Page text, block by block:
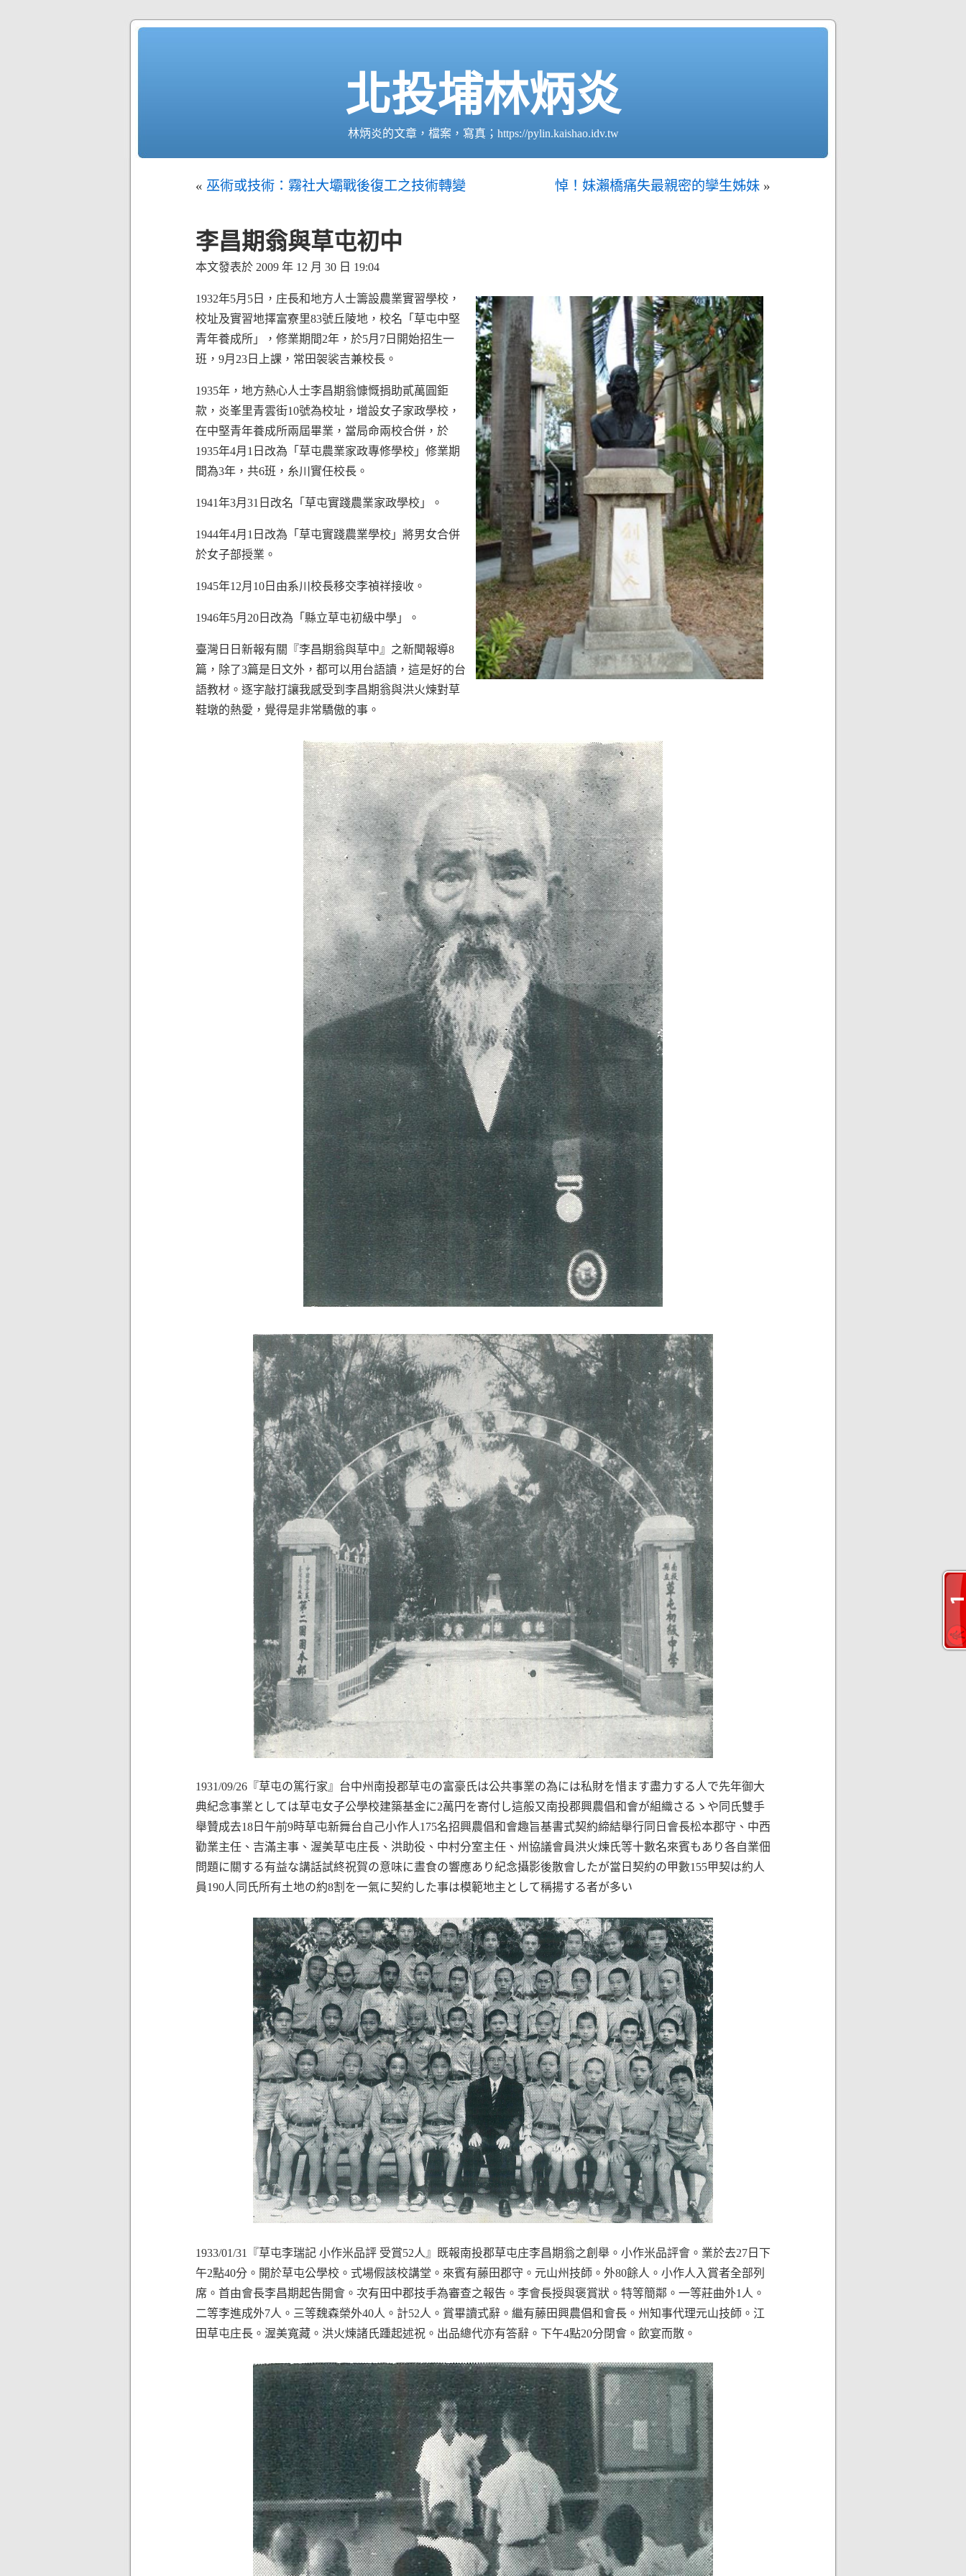
北投埔林炳炎
林炳炎的文章，檔案，寫真；https://pylin.kaishao.idv.tw
« 巫術或技術：霧社大壩戰後復工之技術轉變 悼！妹瀨橋痛失最親密的孿生姊妹 »
李昌期翁與草屯初中
本文發表於 2009 年 12 月 30 日 19:04
1932年5月5日，庄長和地方人士籌設農業實習學校，
校址及實習地擇富寮里83號丘陵地，校名「草屯中堅
青年養成所」，修業期間2年，於5月7日開始招生一
班，9月23日上課，常田袈裟吉兼校長。
1935年，地方熱心人士李昌期翁慷慨捐助貳萬圓鉅
款，炎峯里青雲街10號為校址，增設女子家政學校，
在中堅青年養成所兩屆畢業，當局命兩校合併，於
1935年4月1日改為「草屯農業家政專修學校」修業期
間為3年，共6班，糸川實任校長。
1941年3月31日改名「草屯實踐農業家政學校」。
1944年4月1日改為「草屯實踐農業學校」將男女合併
於女子部授業。
1945年12月10日由系川校長移交李禎祥接收。
1946年5月20日改為「縣立草屯初級中學」。
臺灣日日新報有關『李昌期翁與草中』之新聞報導8
篇，除了3篇是日文外，都可以用台語讀，這是好的台
語教材。逐字敲打讓我感受到李昌期翁與洪火煉對草
鞋墩的熱愛，覺得是非常驕傲的事。
1931/09/26『草屯の篤行家』台中州南投郡草屯の富豪氏は公共事業の為には私財を惜ます盡力する人で先年御大
典紀念事業としては草屯女子公學校建築基金に2萬円を寄付し這般又南投郡興農倡和會が組織さるゝや同氏雙手
舉贊成去18日午前9時草屯新舞台自己小作人175名招興農倡和會趣旨基書式契約締結舉行同日會長松本郡守、中西
勸業主任、吉滿主事、渥美草屯庄長、洪助役、中村分室主任、州協議會員洪火煉氏等十數名來賓もあり各自業佃
問題に關する有益な講話試終祝賀の意味に晝食の響應あり紀念攝影後散會したが當日契約の甲數155甲契は約人
員190人同氏所有土地の約8割を一氣に契約した事は模範地主として稱揚する者が多い
1933/01/31『草屯李瑞記 小作米品評 受賞52人』既報南投郡草屯庄李昌期翁之創舉。小作米品評會。業於去27日下
午2點40分。開於草屯公學校。式場假該校講堂。來賓有藤田郡守。元山州技師。外80餘人。小作人入賞者全部列
席。首由會長李昌期起告開會。次有田中郡技手為審查之報告。李會長授與褒賞狀。特等簡鄰。一等莊曲外1人。
二等李進成外7人。三等魏森榮外40人。計52人。賞畢讀式辭。繼有藤田興農倡和會長。州知事代理元山技師。江
田草屯庄長。渥美寬藏。洪火煉諸氏踵起述祝。出品總代亦有答辭。下午4點20分閉會。飲宴而散。